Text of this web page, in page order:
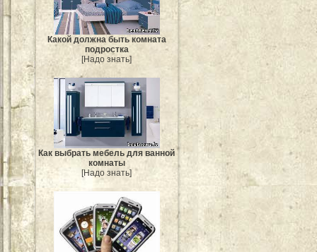
Какой должна быть комната
подростка
[Надо знать]
Как выбрать мебель для ванной
комнаты
[Надо знать]